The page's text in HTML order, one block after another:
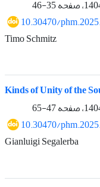
35-46
10.30470/
Timo Schmitz
Kinds of Unity of the
47-65
10.30470/
Gianluigi Segalerba